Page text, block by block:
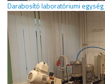
Darabosító laboratóriumi egység